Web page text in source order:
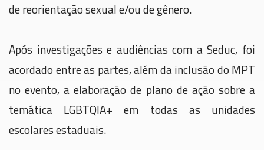
de reorientação sexual e/ou de gênero.
Após investigações e audiências com a Seduc, foi
acordado entre as partes, além da inclusão do MPT
no evento, a elaboração de plano de ação sobre a
temática LGBTQIA+ em todas as unidades
escolares estaduais.